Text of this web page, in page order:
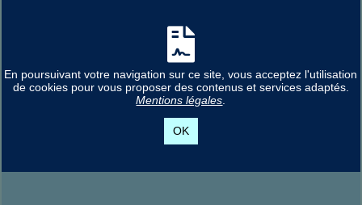
En poursuivant votre navigation sur ce site, vous acceptez l'utilisation
de cookies pour vous proposer des contenus et services adaptés.
Mentions légales
OK